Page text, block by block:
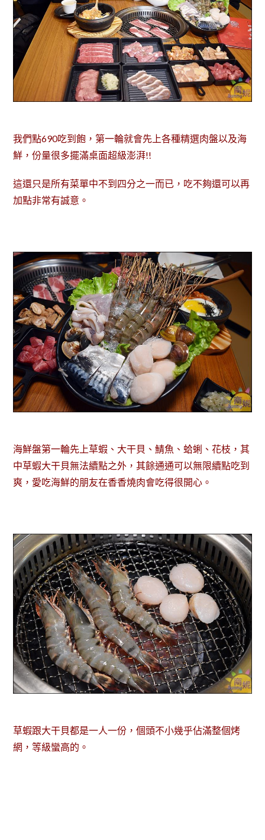
我們點690吃到飽，第一輪就會先上各種精選肉盤以及海
鮮，份量很多擺滿桌面超級澎湃!!
這還只是所有菜單中不到四分之一而已，吃不夠還可以再
加點非常有誠意。
海鮮盤第一輪先上草蝦、大干貝、鯖魚、蛤蜊、花枝，其
中草蝦大干貝無法續點之外，其餘通通可以無限續點吃到
爽，愛吃海鮮的朋友在香香燒肉會吃得很開心。
草蝦跟大干貝都是一人一份，個頭不小幾乎佔滿整個烤
網，等級蠻高的。